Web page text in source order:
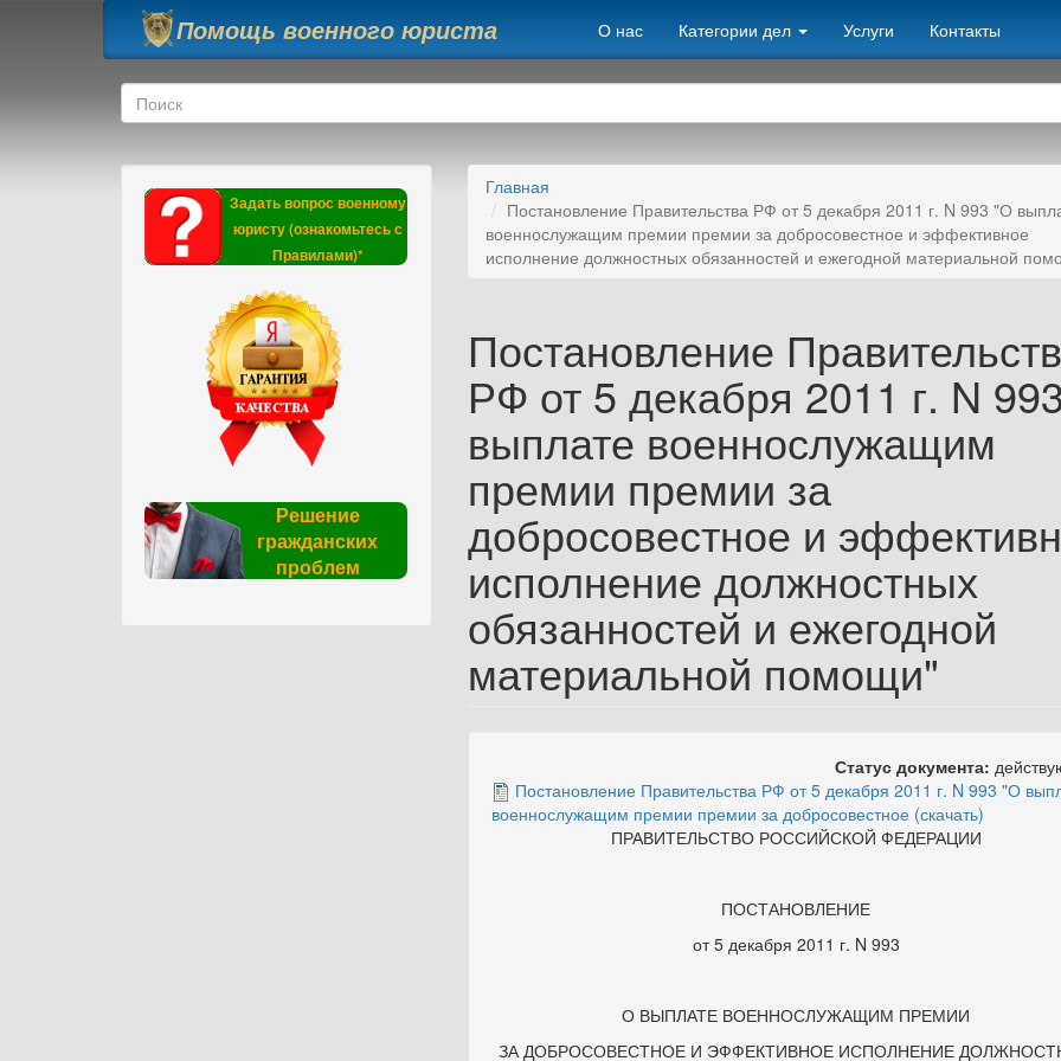
Перейти к основному содержанию
Помощь военного юриста О нас Категории дел Услуги Контакты
Форма поиска
Поиск
Задать вопрос военному
юристу (ознакомьтесь с
Правилами)*
Решение
гражданских
проблем
Главная
Постановление Правительства РФ от 5 декабря 2011 г. N 993 "О
военнослужащим премии премии за добросовестное и эффективное
исполнение должностных обязанностей и ежегодной материальной
Постановление
РФ от 5 декабря 2011 г. N
выплате военнослужащим
премии премии за
добросовестное и
исполнение должностных
обязанностей и ежегодной
материальной помощи"
Статус документа:
Постановление Правительства РФ от 5 декабря 2011 г. N 993 "О
военнослужащим премии премии за добросовестное (скачать)
ПРАВИТЕЛЬСТВО РОССИЙСКОЙ ФЕДЕРАЦИИ
ПОСТАНОВЛЕНИЕ
от 5 декабря 2011 г. N 993
О ВЫПЛАТЕ ВОЕННОСЛУЖАЩИМ ПРЕМИИ
ЗА ДОБРОСОВЕСТНОЕ И ЭФФЕКТИВНОЕ ИСПОЛНЕНИЕ